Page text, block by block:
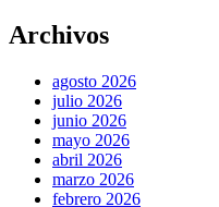
Archivos
agosto 2026
julio 2026
junio 2026
mayo 2026
abril 2026
marzo 2026
febrero 2026